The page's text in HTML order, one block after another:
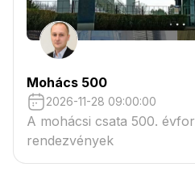
Mohács 500
2026-11-28 09:00:00
A mohácsi csata 500.
rendezvények